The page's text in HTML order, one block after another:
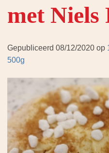
met Niels
Gepubliceerd 08/12/2020 op
500g